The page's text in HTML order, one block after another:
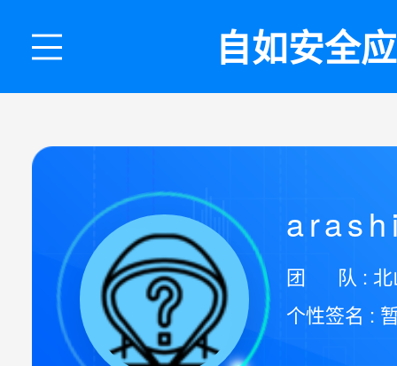
自如安全
团 队 : 北
个性签名 :